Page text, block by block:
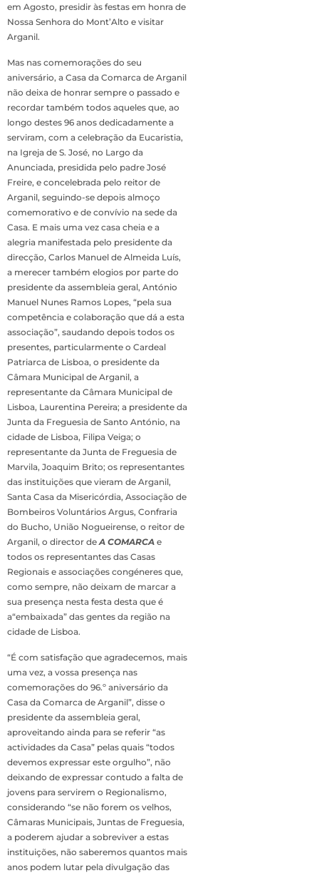
em Agosto, presidir às festas em honra de
Nossa Senhora do Mont’Alto e visitar
Arganil.
Mas nas comemorações do seu
aniversário, a Casa da Comarca de Arganil
não deixa de honrar sempre o passado e
recordar também todos aqueles que, ao
longo destes 96 anos dedicadamente a
serviram, com a celebração da Eucaristia,
na Igreja de S. José, no Largo da
Anunciada, presidida pelo padre José
Freire, e concelebrada pelo reitor de
Arganil, seguindo-se depois almoço
comemorativo e de convívio na sede da
Casa. E mais uma vez casa cheia e a
alegria manifestada pelo presidente da
direcção, Carlos Manuel de Almeida Luís,
a merecer também elogios por parte do
presidente da assembleia geral, António
Manuel Nunes Ramos Lopes, “pela sua
competência e colaboração que dá a esta
associação”, saudando depois todos os
presentes, particularmente o Cardeal
Patriarca de Lisboa, o presidente da
Câmara Municipal de Arganil, a
representante da Câmara Municipal de
Lisboa, Laurentina Pereira; a presidente da
Junta da Freguesia de Santo António, na
cidade de Lisboa, Filipa Veiga; o
representante da Junta de Freguesia de
Marvila, Joaquim Brito; os representantes
das instituições que vieram de Arganil,
Santa Casa da Misericórdia, Associação de
Bombeiros Voluntários Argus, Confraria
do Bucho, União Nogueirense, o reitor de
Arganil, o director de A COMARCA e
todos os representantes das Casas
Regionais e associações congéneres que,
como sempre, não deixam de marcar a
sua presença nesta festa desta que é
a“embaixada” das gentes da região na
cidade de Lisboa.
“É com satisfação que agradecemos, mais
uma vez, a vossa presença nas
comemorações do 96.º aniversário da
Casa da Comarca de Arganil”, disse o
presidente da assembleia geral,
aproveitando ainda para se referir “as
actividades da Casa” pelas quais “todos
devemos expressar este orgulho”, não
deixando de expressar contudo a falta de
jovens para servirem o Regionalismo,
considerando “se não forem os velhos,
Câmaras Municipais, Juntas de Freguesia,
a poderem ajudar a sobreviver a estas
instituições, não saberemos quantos mais
anos podem lutar pela divulgação das